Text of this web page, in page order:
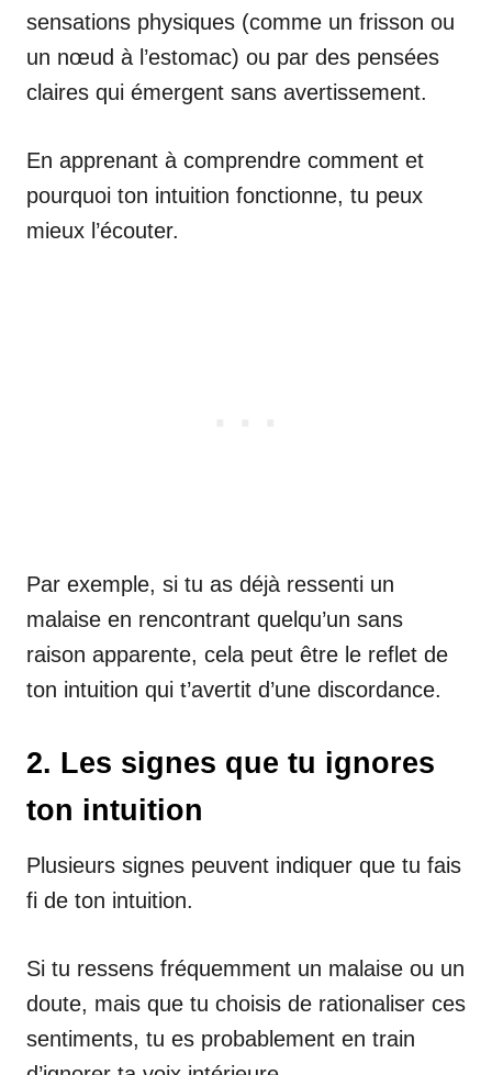
sensations physiques (comme un frisson ou
un nœud à l’estomac) ou par des pensées
claires qui émergent sans avertissement.
En apprenant à comprendre comment et
pourquoi ton intuition fonctionne, tu peux
mieux l’écouter.
Par exemple, si tu as déjà ressenti un
malaise en rencontrant quelqu’un sans
raison apparente, cela peut être le reflet de
ton intuition qui t’avertit d’une discordance.
2. Les signes que tu ignores
ton intuition
Plusieurs signes peuvent indiquer que tu fais
fi de ton intuition.
Si tu ressens fréquemment un malaise ou un
doute, mais que tu choisis de rationaliser ces
sentiments, tu es probablement en train